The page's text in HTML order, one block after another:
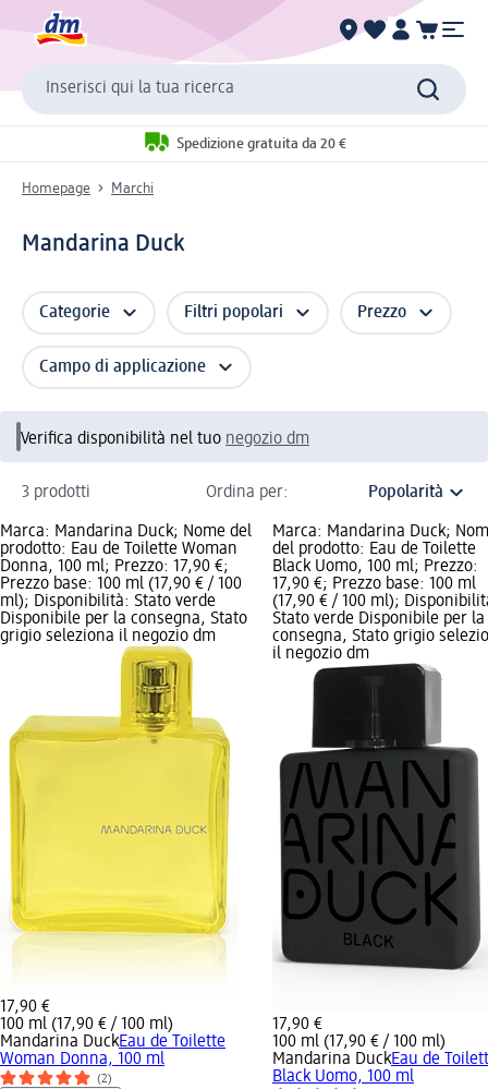
Inserisci qui la tua ricerca
Spedizione gratuita da 20 €
Homepage Marchi
Mandarina Duck
Categorie Filtri popolari Prezzo
Campo di applicazione
Verifica disponibilità nel tuo negozio dm
3 prodotti Ordina per:
Marca: Mandarina Duck; Nome del
prodotto: Eau de Toilette Woman
Donna, 100 ml; Prezzo: 17,90 €;
Prezzo base: 100 ml (17,90 € / 100
ml); Disponibilità: Stato verde
Disponibile per la consegna, Stato
grigio seleziona il negozio dm
17,90 €
100 ml (17,90 € / 100 ml)
Mandarina DuckEau de Toilette
Woman Donna, 100 ml
(2)
Marca: Mandarina Duck;
del prodotto: Eau de Toilette
Black Uomo, 100 ml; Prezzo:
17,90 €; Prezzo base: 100 ml
(17,90 € / 100 ml);
Stato verde Disponibile per la
consegna, Stato grigio
il negozio dm
17,90 €
100 ml (17,90 € / 100 ml)
Mandarina DuckEau de
Black Uomo, 100 ml